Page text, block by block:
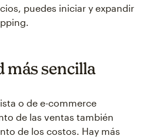
puedes iniciar y expandir
más sencilla
o de e-commerce
de las ventas también
de los costos. Hay más